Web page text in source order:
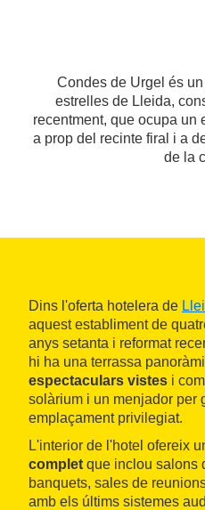
Condes de Urgel és
estrelles de Lleida,
recentment, que ocupa un
a prop del recinte firal i a
de la
Dins l'oferta hotelera de
aquest establiment de
anys setanta i reformat
hi ha una terrassa
espectaculars vistes i
solàrium i un menjador per
emplaçament privilegiat.
L'interior de l'hotel ofereix
complet que inclou salons
banquets, sales de
amb els últims sistemes